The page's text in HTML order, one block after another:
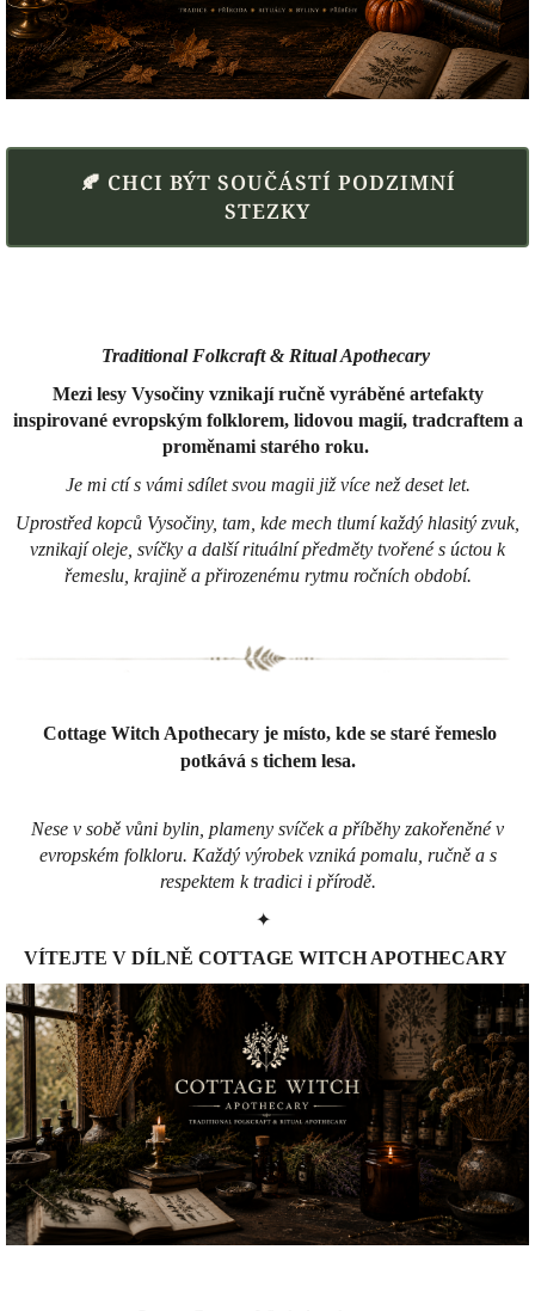
🍂 CHCI BÝT SOUČÁSTÍ PODZIMNÍ
STEZKY
Traditional Folkcraft & Ritual Apothecary
Mezi lesy Vysočiny vznikají ručně vyráběné artefakty
inspirované evropským folklorem, lidovou magií, tradcraftem a
proměnami starého roku.
Je mi ctí s vámi sdílet svou magii již více než deset let.
Uprostřed kopců Vysočiny, tam, kde mech tlumí každý hlasitý zvuk,
vznikají oleje, svíčky a další rituální předměty tvořené s úctou k
řemeslu, krajině a přirozenému rytmu ročních období.
Cottage Witch Apothecary je místo, kde se staré řemeslo
potkává s tichem lesa.
Nese v sobě vůni bylin, plameny svíček a příběhy zakořeněné v
evropském folkloru. Každý výrobek vzniká pomalu, ručně a s
respektem k tradici i přírodě.
✦
VÍTEJTE V DÍLNĚ COTTAGE WITCH APOTHECARY